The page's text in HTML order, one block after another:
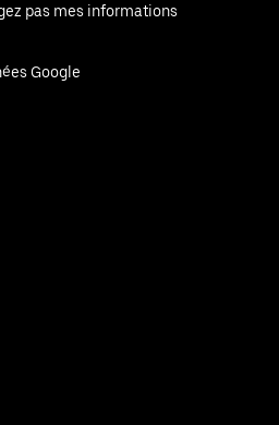
pas mes informations
Google